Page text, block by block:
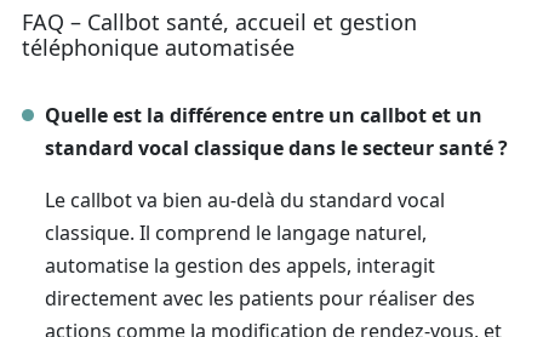
FAQ – Callbot santé, accueil et gestion
téléphonique automatisée
Quelle est la différence entre un callbot et un
standard vocal classique dans le secteur santé ?
Le callbot va bien au-delà du standard vocal
classique. Il comprend le langage naturel,
automatise la gestion des appels, interagit
directement avec les patients pour réaliser des
actions comme la modification de rendez-vous, et